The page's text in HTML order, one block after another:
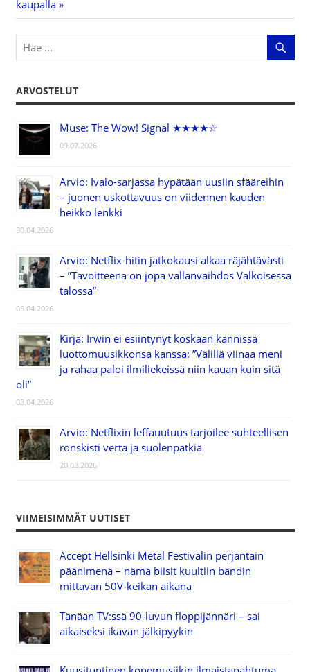
Post:
kaupalla
ARVOSTELUT
Muse: The Wow! Signal ★★★★☆
09.07.2026
Arvio: Ivalo-sarjassa hypätään uusiin sfääreihin
– juonen uskottavuus on viidennen kauden
heikko lenkki
30.04.2026
Arvio: Netflix-hitin jatkokausi alkaa räjähtävästi
– ”Tavoitteena on jopa vallanvaihdos Valkoisessa
talossa”
05.04.2026
Kirja: Irwin ei esiintynyt koskaan kännissä
luottomuusikkonsa kanssa: ”Välillä viinaa meni
ja rahaa paloi ilmiliekeissä niin kauan kuin sitä
oli”
03.04.2026
Arvio: Netflixin leffauutuus tarjoilee suhteellisen
ronskisti verta ja suolenpätkiä
20.03.2026
VIIMEISIMMÄT UUTISET
Accept Hellsinki Metal Festivalin perjantain
päänimenä – nämä biisit kuultiin bändin
mittavan 50V-keikan aikana
Tänään TV:ssä 90-luvun floppijännäri – sai
aikaiseksi ikävän jälkipyykin